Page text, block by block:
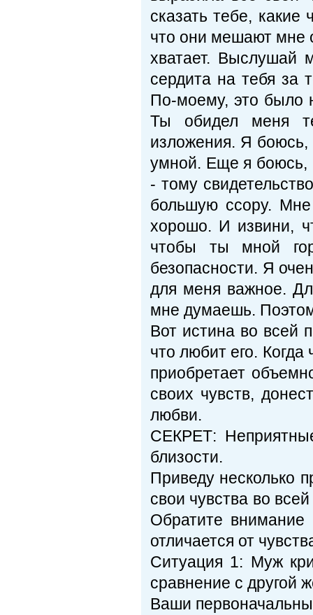
сказать тебе,
что они мешают мне
хватает. Выслушай
сердита на тебя за
По-моему, это было
Ты обидел меня
изложения. Я боюсь,
умной. Еще я боюсь,
- тому
большую ссору. Мне
хорошо. И извини,
чтобы ты мной
безопасности. Я
для меня важное.
мне думаешь.
Вот истина во всей
что любит его.
приобретает
своих чувств,
любви.
СЕКРЕТ:
близости.
Приведу несколько
свои чувства во
Обратите внимание
отличается от
Ситуация 1: Муж
сравнение с другой
Ваши